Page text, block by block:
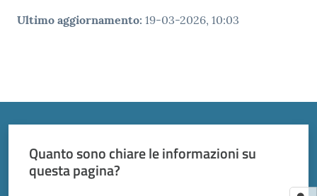
Ultimo aggiornamento: 19-03-2026, 10:03
Quanto sono chiare le informazioni su
questa pagina?